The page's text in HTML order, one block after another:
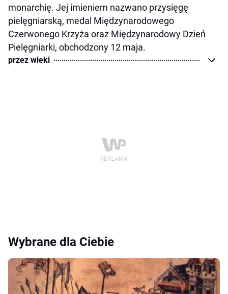
monarchię. Jej imieniem nazwano przysięgę
pielęgniarską, medal Międzynarodowego
Czerwonego Krzyża oraz Międzynarodowy Dzień
Pielęgniarki, obchodzony 12 maja.
przez wieki
Wybrane dla Ciebie